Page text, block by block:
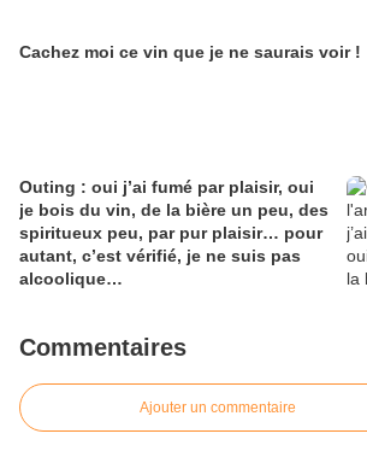
Cachez moi ce vin que je ne saurais voir !
Outing : oui j’ai fumé par plaisir, oui
je bois du vin, de la bière un peu, des
spiritueux peu, par pur plaisir… pour
autant, c’est vérifié, je ne suis pas
alcoolique…
Commentaires
Ajouter un commentaire